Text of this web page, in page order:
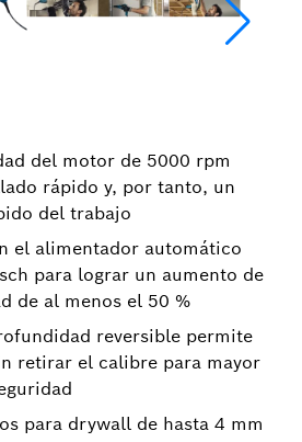
del motor de 5000 rpm
rápido y, por tanto, un
del trabajo
el alimentador automático
para lograr un aumento de
de al menos el 50 %
reversible permite
retirar el calibre para mayor
para drywall de hasta 4 mm